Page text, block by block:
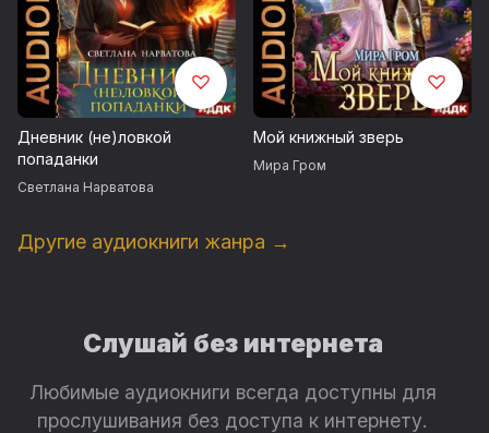
Дневник (не)ловкой
попаданки
Светлана Нарватова
Мой книжный зверь
Мира Гром
Другие аудиокниги жанра →
Слушай без интернета
Любимые аудиокниги всегда доступны для
прослушивания без доступа к интернету.